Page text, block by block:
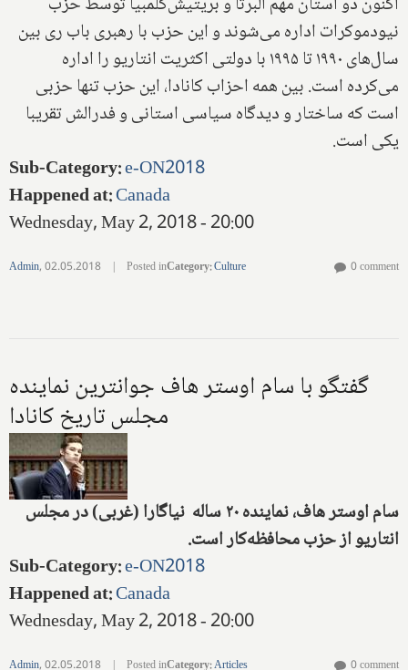
نیودموکرات اداره می‌شوند و این حزب با رهبری باب ری بین
سال‌های ۱۹۹۰ تا ۱۹۹۵ با دولتی اکثریت انتاریو را اداره
می‌کرده ‌است. بین همه احزاب کانادا، این حزب تنها حزبی
است که ساختار و دیدگاه سیاسی استانی و فدرالش تقریبا
یکی است.
Sub-Category:e-ON2018
Happened at:Canada
Wednesday, May 2, 2018 - 20:00
Admin,02.05.2018 | Posted inCategory:Culture 0 comment
گفتگو با سام اوستر هاف جوانترین نماینده
مجلس تاریخ کانادا
سام اوستر هاف، نماینده ۲۰ ساله نیاگارا (غربی) در مجلس
انتاریو از حزب محافظه‌کار است.
Sub-Category:e-ON2018
Happened at:Canada
Wednesday, May 2, 2018 - 20:00
Admin,02.05.2018 | Posted inCategory:Articles 0 comment